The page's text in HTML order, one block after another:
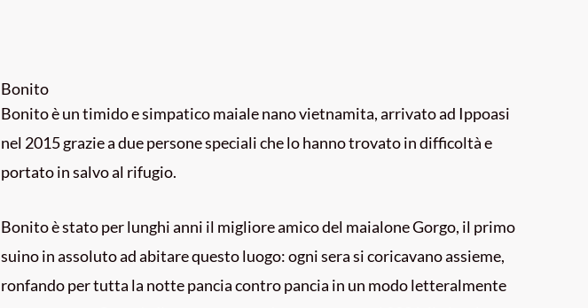
Bonito
Bonito è un timido e simpatico maiale nano vietnamita, arrivato ad Ippoasi
nel 2015 grazie a due persone speciali che lo hanno trovato in difficoltà e
portato in salvo al rifugio.
Bonito è stato per lunghi anni il migliore amico del maialone Gorgo, il primo
suino in assoluto ad abitare questo luogo: ogni sera si coricavano assieme,
ronfando per tutta la notte pancia contro pancia in un modo letteralmente